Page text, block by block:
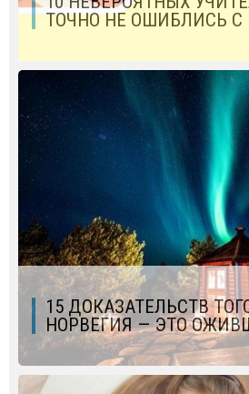
ТОЧНО НЕ ОШИБЛИСЬ С
15 ДОКАЗАТЕЛЬСТВ
НОРВЕГИЯ — ЭТО